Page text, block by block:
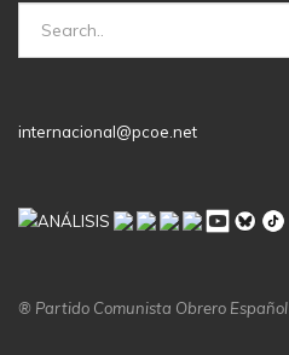
internacional@pcoe.net
® Partido Comunista Obrero Español